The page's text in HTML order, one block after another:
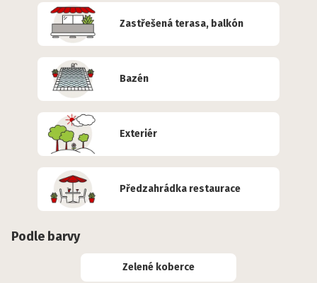
Zastřešená terasa, balkón
Bazén
Exteriér
Předzahrádka restaurace
Podle barvy
Zelené koberce